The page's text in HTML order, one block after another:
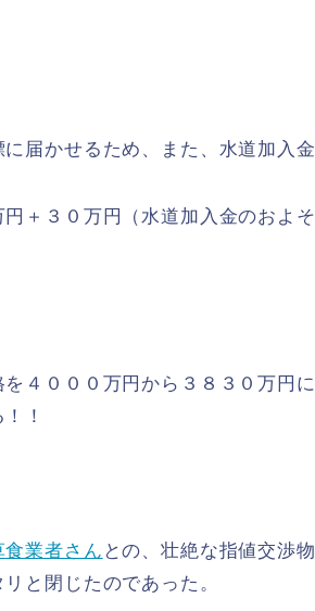
に届かせるため、また、水道加入
円＋３０万円（水道加入金のおよ
を４０００万円から３８３０万円
！
食業者さん との、壮絶な指値交渉
と閉じたのであった。